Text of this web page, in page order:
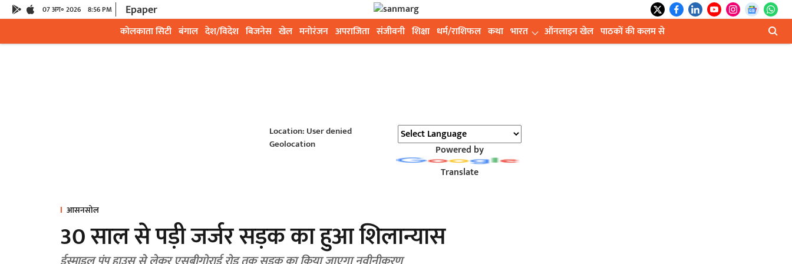
07 अग॰ 2026 8:56 PM Epaper
कोलकाता सिटी बंगाल देश/विदेश बिजनेस खेल मनोरंजन अपराजिता संजीवनी शिक्षा धर्म/राशिफल कथा भारत ऑनलाइन खेल पाठकों की कलम से
Location: User denied
Geolocation
Powered by
Translate
आसनसोल
30 साल से पड़ी जर्जर सड़क का हुआ शिलान्यास